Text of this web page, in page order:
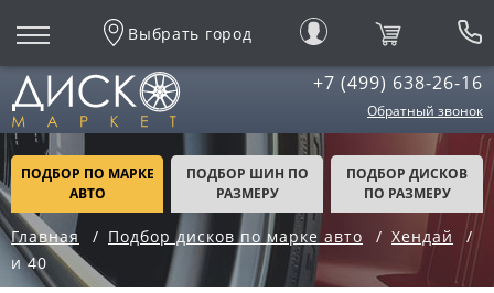
Выбрать город
+7 (499) 638-26-16
Обратный звонок
ПОДБОР ПО МАРКЕ
АВТО
ПОДБОР ШИН ПО
РАЗМЕРУ
ПОДБОР ДИСКОВ
ПО РАЗМЕРУ
Главная Подбор дисков по марке авто
Хендай
и 40